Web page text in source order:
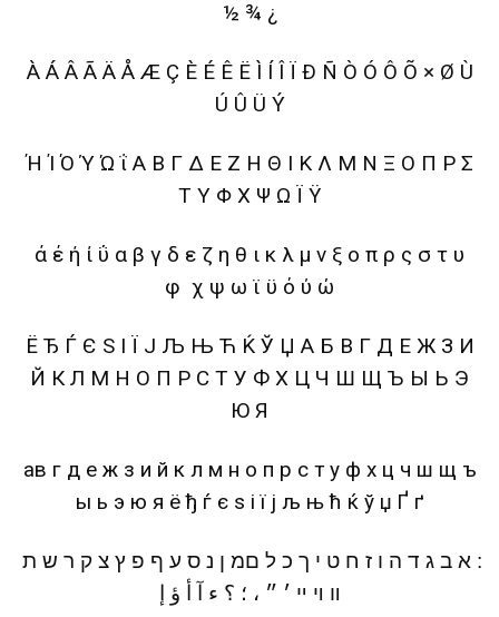
½ ¾ ¿
À Á Â Ã Ä Å Æ Ç È É Ê Ë Ì Í Î Ï Ð Ñ Ò Ó Ô Õ × Ø Ù
Ú Û Ü Ý
Ή Ί Ό Ύ Ώ ΐ Α Β Γ Δ Ε Ζ Η Θ Ι Κ Λ Μ Ν Ξ Ο Π Ρ Σ
Τ Υ Φ Χ Ψ Ω Ϊ Ϋ
ά έ ή ί ΰ α β γ δ ε ζ η θ ι κ λ μ ν ξ ο π ρ ς σ τ υ
φ χ ψ ω ϊ ϋ ό ύ ώ
Ё Ђ Ѓ Є Ѕ І Ї Ј Љ Њ Ћ Ќ Ў Џ А Б В Г Д Е Ж З И
Й К Л М Н О П Р С Т У Ф Х Ц Ч Ш Щ Ъ Ы Ь Э
Ю Я
ав г д е ж з и й к л м н о п р с т у ф х ц ч ш щ ъ
ы ь э ю я ё ђ ѓ є ѕ і ї ј љ њ ћ ќ ў џ Ґ ґ
׃ א ב ג ד ה ו ז ח ט י ך כ ל םמ ן נ ס ע ף פ ץ צ ק ר ש ת
װ ױ ײ ׳ ״ ، ؛ ؟ ء آ أ ؤ إ